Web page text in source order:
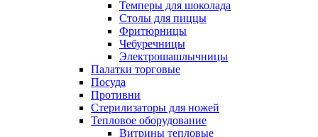
Темперы для шоколада
Столы для пиццы
Фритюрницы
Чебуречницы
Электрошашлычницы
Палатки торговые
Посуда
Противни
Стерилизаторы для ножей
Тепловое оборудование
Витрины тепловые